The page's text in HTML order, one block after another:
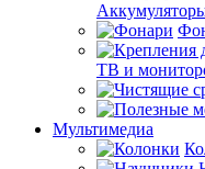
ТВ и
Мультимедиа